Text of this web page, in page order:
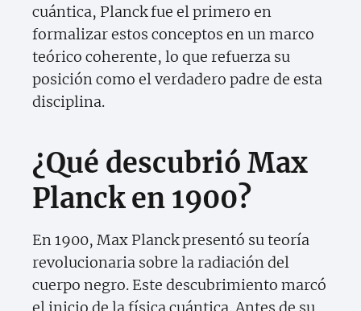
cuántica, Planck fue el primero en
formalizar estos conceptos en un marco
teórico coherente, lo que refuerza su
posición como el verdadero padre de esta
disciplina.
¿Qué descubrió Max
Planck en 1900?
En 1900, Max Planck presentó su teoría
revolucionaria sobre la radiación del
cuerpo negro. Este descubrimiento marcó